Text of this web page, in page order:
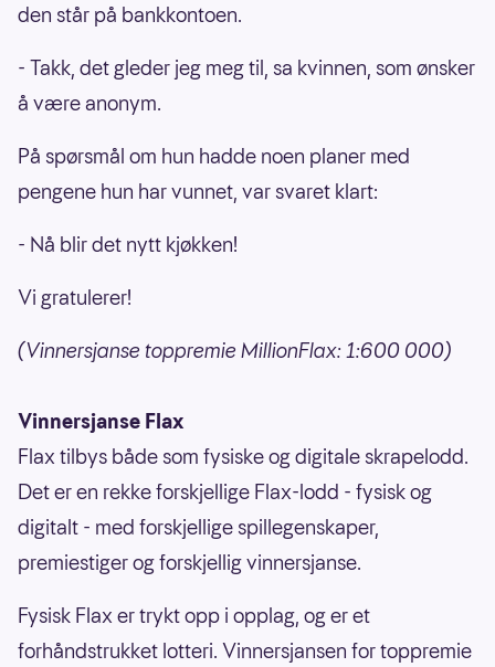
den står på bankkontoen.
- Takk, det gleder jeg meg til, sa kvinnen, som ønsker
å være anonym.
På spørsmål om hun hadde noen planer med
pengene hun har vunnet, var svaret klart:
- Nå blir det nytt kjøkken!
Vi gratulerer!
(Vinnersjanse toppremie MillionFlax: 1:600 000)
Vinnersjanse Flax
Flax tilbys både som fysiske og digitale skrapelodd.
Det er en rekke forskjellige Flax-lodd - fysisk og
digitalt - med forskjellige spillegenskaper,
premiestiger og forskjellig vinnersjanse.
Fysisk Flax er trykt opp i opplag, og er et
forhåndstrukket lotteri. Vinnersjansen for toppremie